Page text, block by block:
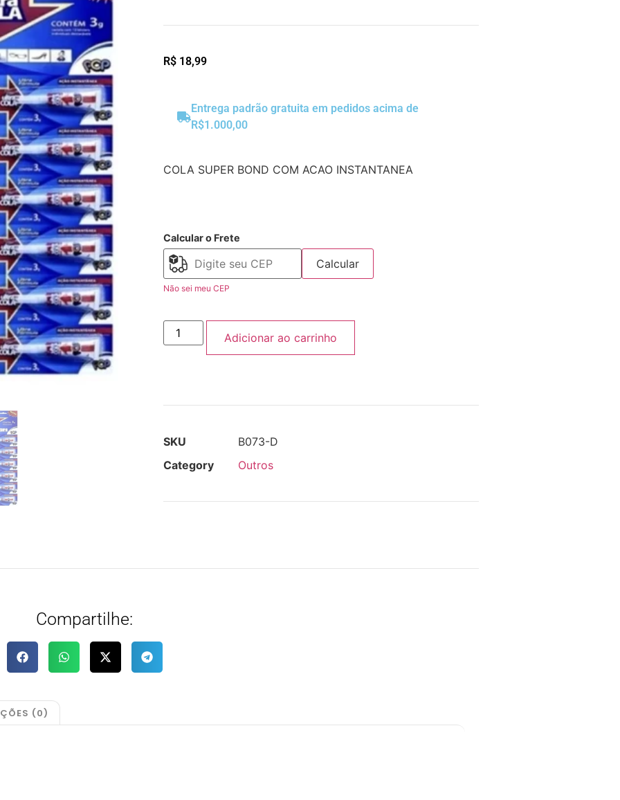
R$ 18,99
Entrega padrão gratuita em pedidos acima de
R$1.000,00
COLA SUPER BOND COM ACAO INSTANTANEA
Calcular o Frete
Calcular
Não sei meu CEP
Adicionar ao carrinho
SKU
B073-D
Category
Outros
Compartilhe:
(0)